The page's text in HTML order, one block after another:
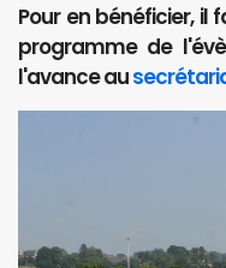
Pour en bénéficier,
programme de
l'avance au